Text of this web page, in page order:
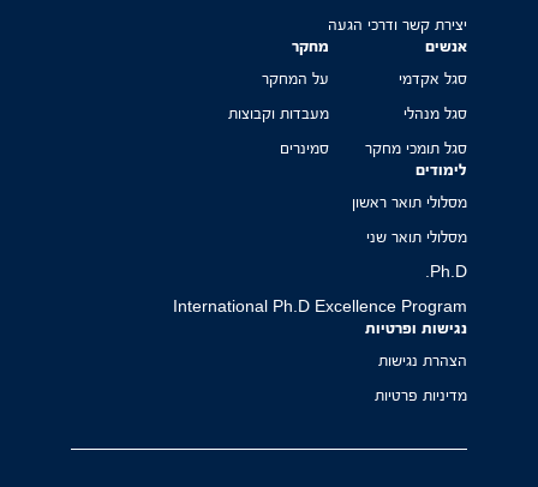
יצירת קשר ודרכי הגעה
אנשים
סגל אקדמי
סגל מנהלי
סגל תומכי מחקר
מחקר
על המחקר
מעבדות וקבוצות
סמינרים
לימודים
מסלולי תואר ראשון
מסלולי תואר שני
Ph.D.
International Ph.D Excellence Program
נגישות ופרטיות
הצהרת נגישות
מדיניות פרטיות